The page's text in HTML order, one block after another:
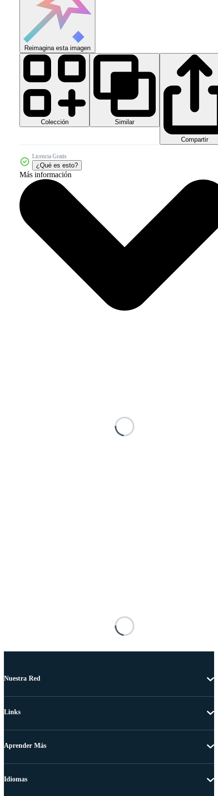
Reimagina esta imagen
Colección Similar
Compartir
Licencia Gratis
¿Qué es esto?
Más información
Nuestra Red
Links
Aprender Más
Idiomas